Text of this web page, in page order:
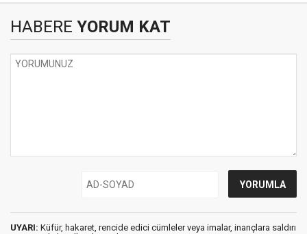
HABERE YORUM KAT
UYARI: Küfür, hakaret, rencide edici cümleler veya imalar, inançlara saldırı